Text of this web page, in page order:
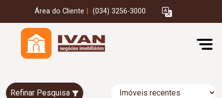
Área do Cliente (034) 3256-3000
Refinar Pesquisa